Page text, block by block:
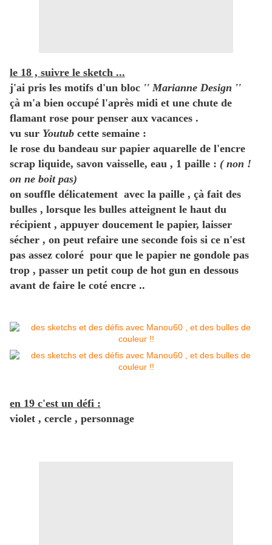
le 18 , suivre le sketch ...
j'ai pris les motifs d'un bloc '' Marianne Design ''
çà m'a bien occupé l'après midi et une chute de
flamant rose pour penser aux vacances .
vu sur Youtub cette semaine :
le rose du bandeau sur papier aquarelle de l'encre
scrap liquide, savon vaisselle, eau , 1 paille : ( non !
on ne boit pas)
on souffle délicatement avec la paille , çà fait des
bulles , lorsque les bulles atteignent le haut du
récipient , appuyer doucement le papier, laisser
sécher , on peut refaire une seconde fois si ce n'est
pas assez coloré pour que le papier ne gondole pas
trop , passer un petit coup de hot gun en dessous
avant de faire le coté encre ..
en 19 c'est un défi :
violet , cercle , personnage